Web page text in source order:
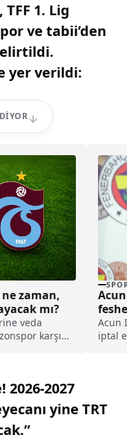
1. Lig
ve tabii’den
yer verildi:
ne zaman,
mı?
veda
karşı
SPOR
Acun
Acun
iptal
2027
yine TRT